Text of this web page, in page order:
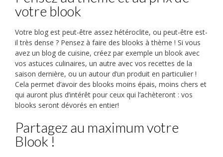
votre blook
Votre blog est peut-être assez hétéroclite, ou peut-être est-
il très dense ? Pensez à faire des blooks à thème ! Si vous
avez un blog de cuisine, créez par exemple un blook avec
vos astuces culinaires, un autre avec vos recettes de la
saison dernière, ou un autour d’un produit en particulier !
Cela permet d’avoir des blooks moins épais, moins chers et
qui auront plus d’intérêt pour ceux qui l’achèteront : vos
blooks seront dévorés en entier!
Partagez au maximum votre
Blook !